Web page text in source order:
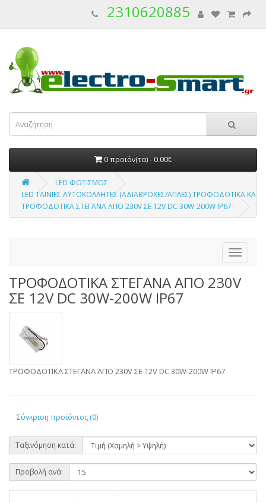
2310620885
0 προϊόν(τα) - 0.00€
LED ΦΩΤΙΣΜΟΣ
LED ΤΑΙΝΙΕΣ ΑΥΤΟΚΟΛΛΗΤΕΣ (ΑΔΙΑΒΡΟΧΕΣ/ΑΠΛΕΣ) ΤΡΟΦΟΔΟΤΙΚΑ ΚΑΙ
ΤΡΟΦΟΔΟΤΙΚΑ ΣΤΕΓΑΝΑ ΑΠΟ 230V ΣΕ 12V DC 30W-200W IP67
ΤΡΟΦΟΔΟΤΙΚΑ ΣΤΕΓΑΝΑ ΑΠΟ 230V
ΣΕ 12V DC 30W-200W IP67
ΤΡΟΦΟΔΟΤΙΚΑ ΣΤΕΓΑΝΑ ΑΠΟ 230V ΣΕ 12V DC 30W-200W IP67
Σύγκριση προϊόντος (0)
Ταξινόμηση κατά:
Προβολή ανά: